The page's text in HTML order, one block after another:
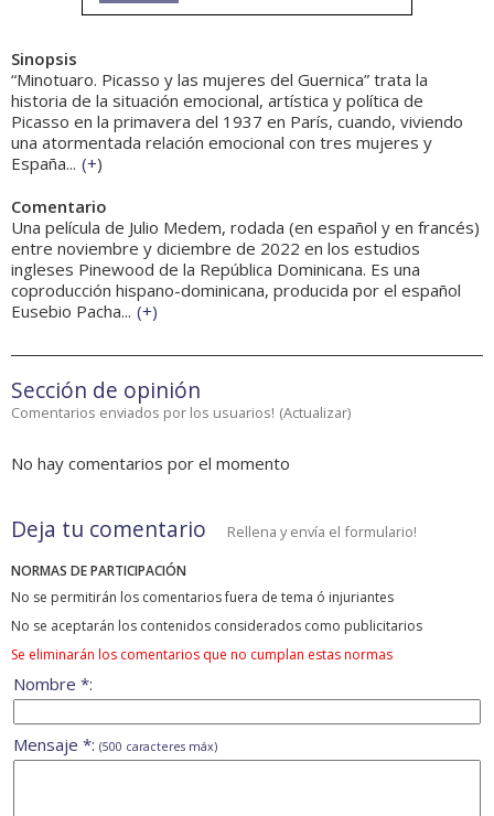
Sinopsis
“Minotuaro. Picasso y las mujeres del Guernica” trata la
historia de la situación emocional, artística y política de
Picasso en la primavera del 1937 en París, cuando, viviendo
una atormentada relación emocional con tres mujeres y
España... (+)
Comentario
Una película de Julio Medem, rodada (en español y en francés)
entre noviembre y diciembre de 2022 en los estudios
ingleses Pinewood de la República Dominicana. Es una
coproducción hispano-dominicana, producida por el español
Eusebio Pacha... (+)
Sección de opinión
Comentarios enviados por los usuarios! (Actualizar)
No hay comentarios por el momento
Deja tu comentario Rellena y envía el formulario!
NORMAS DE PARTICIPACIÓN
No se permitirán los comentarios fuera de tema ó injuriantes
No se aceptarán los contenidos considerados como publicitarios
Se eliminarán los comentarios que no cumplan estas normas
Nombre *:
Mensaje *: (500 caracteres máx)